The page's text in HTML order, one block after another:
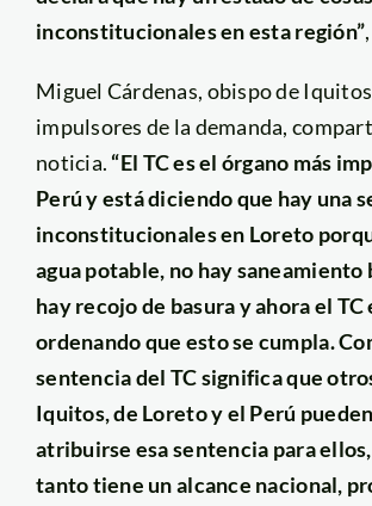
inconstitucionales en esta región”
Miguel Cárdenas, obispo de
impulsores de la demanda,
noticia. “El TC es el órgano más
Perú y está diciendo que hay una
inconstitucionales en Loreto
agua potable, no hay saneamiento
hay recojo de basura y ahora el TC
ordenando que esto se cumpla.
sentencia del TC significa que
Iquitos, de Loreto y el Perú
atribuirse esa sentencia para
tanto tiene un alcance nacional,